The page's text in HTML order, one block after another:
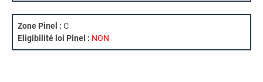
Zone Pinel : C
Eligibilité loi Pinel : NON